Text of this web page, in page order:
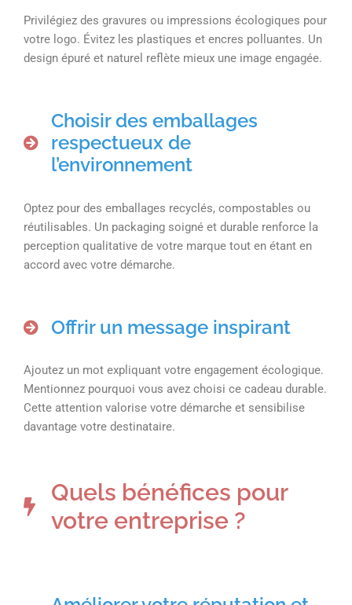
Privilégiez des gravures ou impressions écologiques pour
votre logo. Évitez les plastiques et encres polluantes. Un
design épuré et naturel reflète mieux une image engagée.
Choisir des emballages
respectueux de
l’environnement
Optez pour des emballages recyclés, compostables ou
réutilisables. Un packaging soigné et durable renforce la
perception qualitative de votre marque tout en étant en
accord avec votre démarche.
Offrir un message inspirant
Ajoutez un mot expliquant votre engagement écologique.
Mentionnez pourquoi vous avez choisi ce cadeau durable.
Cette attention valorise votre démarche et sensibilise
davantage votre destinataire.
Quels bénéfices pour
votre entreprise ?